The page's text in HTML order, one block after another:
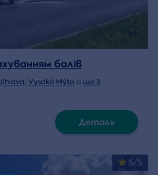
балів
, Vysoké Mýto a ще 3
Деталь
5/5